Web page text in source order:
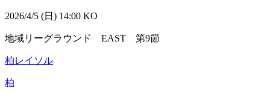
2026/4/5 (日) 14:00 KO
地域リーグラウンド EAST 第9節
柏レイソル
柏